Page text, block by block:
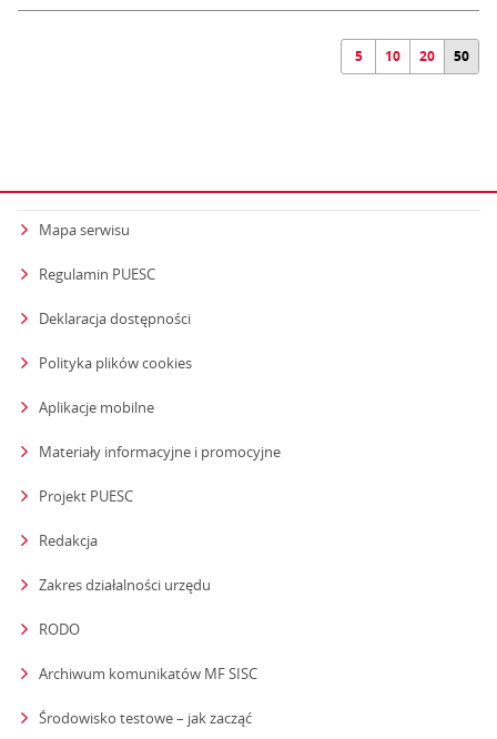
5 10 20 50
Mapa serwisu
Regulamin PUESC
Deklaracja dostępności
Polityka plików cookies
Aplikacje mobilne
Materiały informacyjne i promocyjne
Projekt PUESC
Redakcja
Zakres działalności urzędu
RODO
Archiwum komunikatów MF SISC
Środowisko testowe – jak zacząćstrona otwiera się w nowym oknie